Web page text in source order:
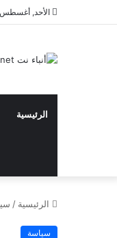
الأحد, أغسطس 9 2026
الرئيسية
الرئيسية /
سياسة